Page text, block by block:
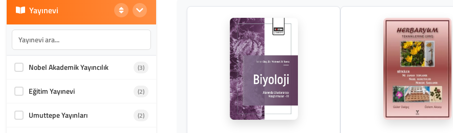
Yayınevi
Nobel Akademik Yayıncılık (3)
Eğitim Yayınevi (2)
Umuttepe Yayınları (2)